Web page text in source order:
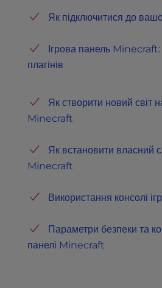
Як підключитися до
Ігрова панель
плагінів
Як створити новий світ
Minecraft
Як встановити власний
Minecraft
Використання консолі
Параметри безпеки та
панелі Minecraft